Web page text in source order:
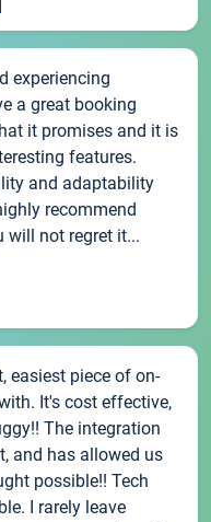
experiencing
a great booking
it promises and it is
features.
and adaptability
recommend
will not regret it...
easiest piece of on-
It's cost effective,
The integration
and has allowed us
possible!! Tech
I rarely leave